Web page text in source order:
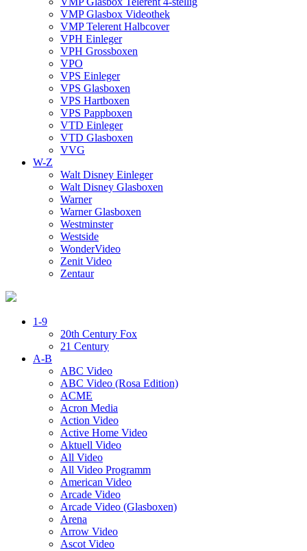
VMP Glasbox Videothek
VMP Telerent Halbcover
VPH Einleger
VPH Grossboxen
VPO
VPS Einleger
VPS Glasboxen
VPS Hartboxen
VPS Pappboxen
VTD Einleger
VTD Glasboxen
VVG
W-Z
Walt Disney Einleger
Walt Disney Glasboxen
Warner
Warner Glasboxen
Westminster
Westside
WonderVideo
Zenit Video
Zentaur
1-9
20th Century Fox
21 Century
A-B
ABC Video
ABC Video (Rosa Edition)
ACME
Acron Media
Action Video
Active Home Video
Aktuell Video
All Video
All Video Programm
American Video
Arcade Video
Arcade Video (Glasboxen)
Arena
Arrow Video
Ascot Video